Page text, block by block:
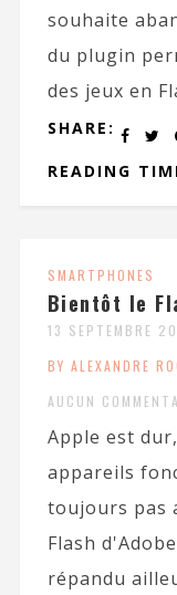
souhaite
du plugin
des jeux en
SHARE:
READING
SMARTPHONES
Bientôt le
13 SEPTEMBRE
BY ALEXANDRE
AUCUN
Apple est
appareils
toujours pas
Flash
répandu